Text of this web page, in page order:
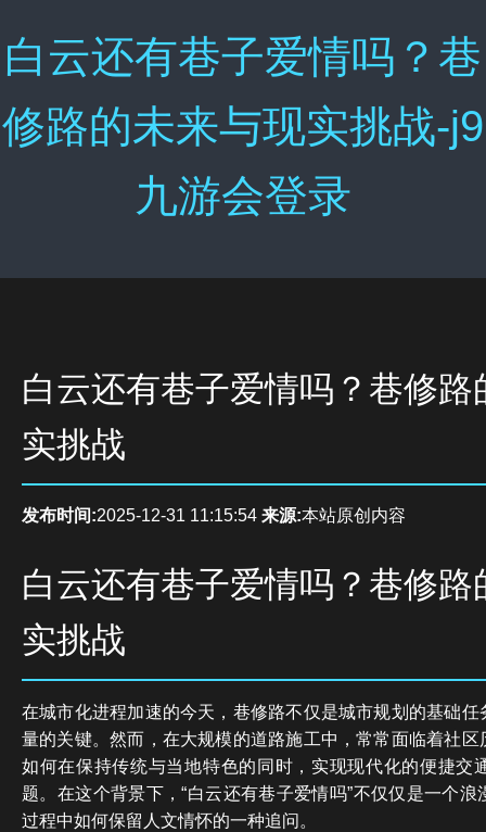
白云还有巷子爱情吗？巷
修路的未来与现实挑战-j9
九游会登录
白云还有巷子爱情吗？巷修路
实挑战
发布时间:2025-12-31 11:15:54 来源:本站原创内容
白云还有巷子爱情吗？巷修路
实挑战
在城市化进程加速的今天，巷修路不仅是城市规划的基础
量的关键。然而，在大规模的道路施工中，常常面临着社
如何在保持传统与当地特色的同时，实现现代化的便捷交
题。在这个背景下，“白云还有巷子爱情吗”不仅仅是一个
过程中如何保留人文情怀的一种追问。